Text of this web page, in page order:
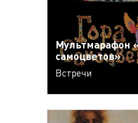
Мультмарафон
самоцветов»
Встречи